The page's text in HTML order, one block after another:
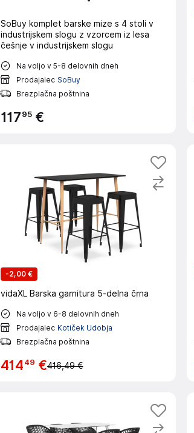
SoBuy komplet barske mize s 4 stoli v
industrijskem slogu z vzorcem iz lesa
češnje v industrijskem slogu
Na voljo v 5-8 delovnih dneh
Prodajalec SoBuy
Brezplačna poštnina
11795 €
-2,00 €
vidaXL Barska garnitura 5-delna črna
Na voljo v 6-8 delovnih dneh
Prodajalec Kotiček Udobja
Brezplačna poštnina
41449 €416,49 €